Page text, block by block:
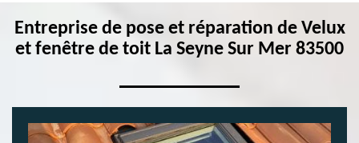
Entreprise de pose et réparation de Velux
et fenêtre de toit La Seyne Sur Mer 83500